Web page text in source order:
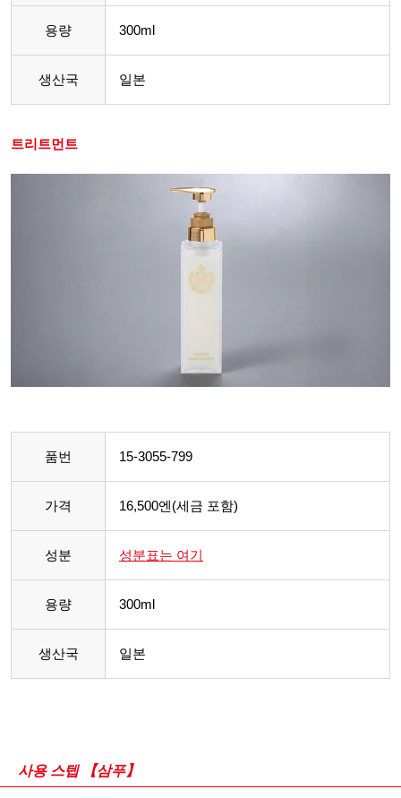
용량 300ml
생산국 일본
트리트먼트
품번 15-3055-799
가격 16,500엔(세금 포함)
성분 성분표는 여기
용량 300ml
생산국 일본
사용 스텝 【삼푸】